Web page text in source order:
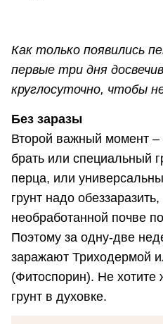
Как только появились
первые три дня
круглосуточно, чтобы
Без заразы
Второй важный момент
брать или специальный
перца, или
грунт надо
необработанной почве
Поэтому за одну-две
заражают Триходермой
(Фитоспорин). Не хотите
грунт в духовке.